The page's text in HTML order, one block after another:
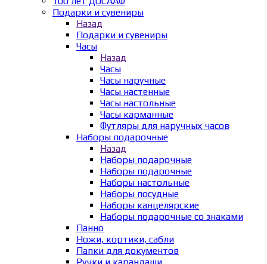
Подарки и сувениры
Назад
Подарки и сувениры
Часы
Назад
Часы
Часы наручные
Часы настенные
Часы настольные
Часы карманные
Футляры для наручных часов
Наборы подарочные
Назад
Наборы подарочные
Наборы подарочные
Наборы настольные
Наборы посудные
Наборы канцелярские
Наборы подарочные со знаками
Панно
Ножи, кортики, сабли
Папки для документов